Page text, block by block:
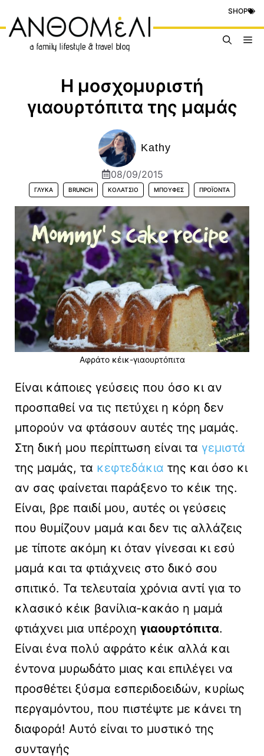
περιεχόμενο
SHOP
Η μοσχομυριστή
γιαουρτόπιτα της μαμάς
Kathy
08/09/2015
ΓΛΥΚΆ BRUNCH ΚΟΛΑΤΣΙΌ ΜΠΟΥΦΈΣ ΠΡΟΪΟΝΤΑ
Αφράτο κέικ-γιαουρτόπιτα
Είναι κάποιες γεύσεις που όσο κι αν
προσπαθεί να τις πετύχει η κόρη δεν
μπορούν να φτάσουν αυτές της μαμάς.
Στη δική μου περίπτωση είναι τα γεμιστά
της μαμάς, τα κεφτεδάκια της και όσο κι
αν σας φαίνεται παράξενο το κέικ της.
Είναι, βρε παιδί μου, αυτές οι γεύσεις
που θυμίζουν μαμά και δεν τις αλλάζεις
με τίποτε ακόμη κι όταν γίνεσαι κι εσύ
μαμά και τα φτιάχνεις στο δικό σου
σπιτικό. Τα τελευταία χρόνια αντί για το
κλασικό κέικ βανίλια-κακάο η μαμά
φτιάχνει μια υπέροχη γιαουρτόπιτα.
Είναι ένα πολύ αφράτο κέικ αλλά και
έντονα μυρωδάτο μιας και επιλέγει να
προσθέτει ξύσμα εσπεριδοειδών, κυρίως
περγαμόντου, που πιστέψτε με κάνει τη
διαφορά! Αυτό είναι το μυστικό της
συνταγής